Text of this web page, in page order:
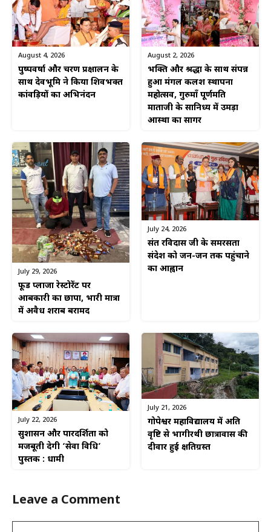
August 4, 2026
पुष्पवर्षा और चरण प्रक्षालन के
साथ देवभूमि ने किया शिवभक्त
कांवड़ियों का अभिनंदन
August 2, 2026
भक्ति और श्रद्धा के साथ संपन्न
हुआ मंगल कलश स्थापना
महोत्सव, गुरुमाँ पूर्णमति
माताजी के सानिध्य में उमड़ा
आस्था का सागर
July 29, 2026
फूड प्लाजा रेस्टोरेंट पर
आबकारी का छापा, भारी मात्रा
में अवैध शराब बरामद
July 24, 2026
संत रविदास जी के समरसता
संदेश को जन-जन तक पहुंचाने
का आह्वान
July 22, 2026
सुशासन और पारदर्शिता को
मजबूती देगी ‘सेवा विधि’
पुस्तक : धामी
July 21, 2026
गोपेश्वर महाविद्यालय में अति
वृष्टि से भागीरथी छात्रावास की
दीवार हुई क्षतिग्रस्त
Leave a Comment